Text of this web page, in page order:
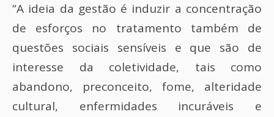
“A ideia da gestão é induzir a concentração
de esforços no tratamento também de
questões sociais sensíveis e que são de
interesse da coletividade, tais como
abandono, preconceito, fome, alteridade
cultural, enfermidades incuráveis e